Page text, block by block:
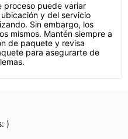
proceso puede variar
y del servicio
Sin embargo, los
mismos. Mantén siempre a
de paquete y revisa
para asegurarte de
)